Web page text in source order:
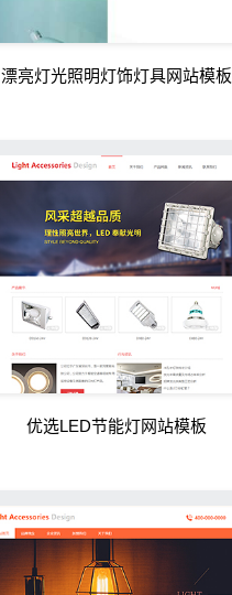
漂亮灯光照明灯饰灯具网站模板
优选LED节能灯网站模板